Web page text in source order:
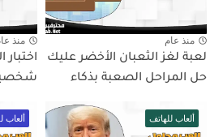
منذ عام
لعبة لغز الثعبان الأخضر عليك
حل المراحل الصعبة بذكاء
منذ
شخصية
ألعاب للهاتف ألعاب